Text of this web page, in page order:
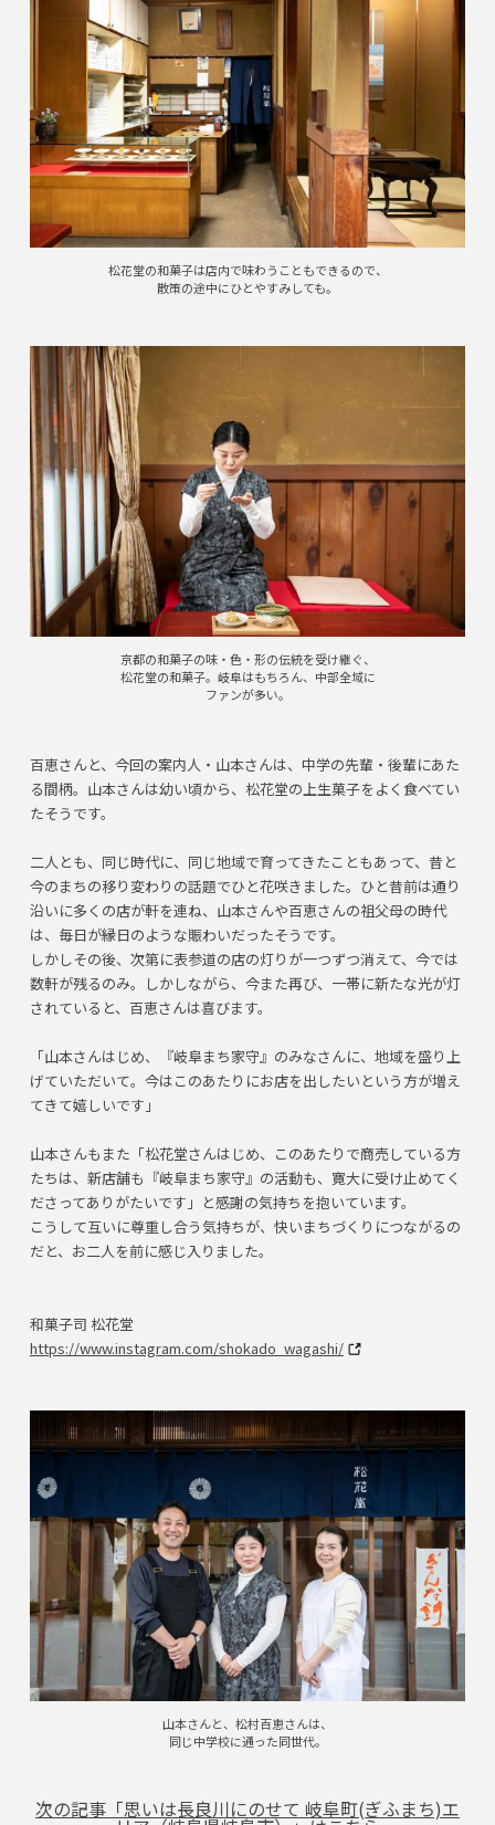
松花堂の和菓子は店内で味わうこともできるので、
散策の途中にひとやすみしても。
京都の和菓子の味・色・形の伝統を受け継ぐ、
松花堂の和菓子。岐阜はもちろん、中部全域に
ファンが多い。
百恵さんと、今回の案内人・山本さんは、中学の先輩・後輩にあた
る間柄。山本さんは幼い頃から、松花堂の上生菓子をよく食べてい
たそうです。
二人とも、同じ時代に、同じ地域で育ってきたこともあって、昔と
今のまちの移り変わりの話題でひと花咲きました。ひと昔前は通り
沿いに多くの店が軒を連ね、山本さんや百恵さんの祖父母の時代
は、毎日が縁日のような賑わいだったそうです。
しかしその後、次第に表参道の店の灯りが一つずつ消えて、今では
数軒が残るのみ。しかしながら、今また再び、一帯に新たな光が灯
されていると、百恵さんは喜びます。
「山本さんはじめ、『岐阜まち家守』のみなさんに、地域を盛り上
げていただいて。今はこのあたりにお店を出したいという方が増え
てきて嬉しいです」
山本さんもまた「松花堂さんはじめ、このあたりで商売している方
たちは、新店舗も『岐阜まち家守』の活動も、寛大に受け止めてく
ださってありがたいです」と感謝の気持ちを抱いています。
こうして互いに尊重し合う気持ちが、快いまちづくりにつながるの
だと、お二人を前に感じ入りました。
和菓子司 松花堂
https://www.instagram.com/shokado_wagashi/
山本さんと、松村百恵さんは、
同じ中学校に通った同世代。
次の記事「思いは⻑良川にのせて 岐⾩町(ぎふまち)エ